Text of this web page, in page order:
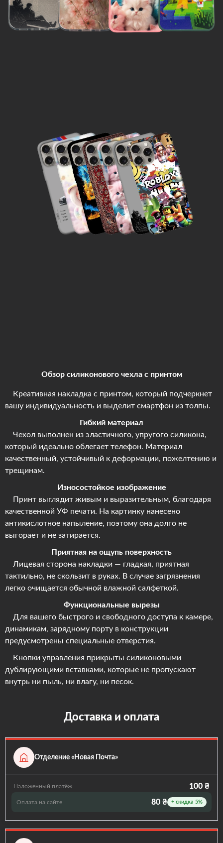
Обзор силиконового чехла с принтом
Креативная накладка с принтом, который подчеркнет
вашу индивидуальность и выделит смартфон из толпы.
Гибкий материал
Чехол выполнен из эластичного, упругого силикона,
который идеально облегает телефон. Материал
качественный, устойчивый к деформации, пожелтению и
трещинам.
Износостойкое изображение
Принт выглядит живым и выразительным, благодаря
качественной УФ печати. На картинку нанесено
антикислотное напыление, поэтому она долго не
выгорает и не затирается.
Приятная на ощупь поверхность
Лицевая сторона накладки — гладкая, приятная
тактильно, не скользит в руках. В случае загрязнения
легко очищается обычной влажной салфеткой.
Функциональные вырезы
Для вашего быстрого и свободного доступа к камере,
динамикам, зарядному порту в конструкции
предусмотрены специальные отверстия.
Кнопки управления прикрыты силиконовыми
дублирующими вставками, которые не пропускают
внутрь ни пыль, ни влагу, ни песок.
Доставка и оплата
Отделение «Новая Почта»
Наложенный платёж 100 ₴
Оплата на сайте 80 ₴ + скидка 5%